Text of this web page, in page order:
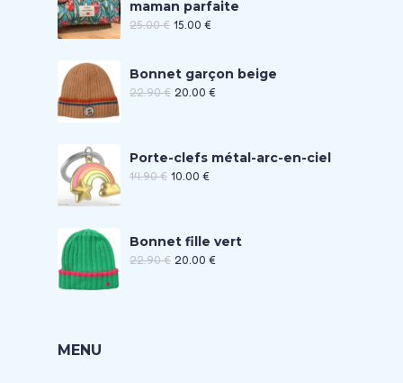
maman parfaite
25.00€ 15.00 €
Bonnet garçon beige
22.90€ 20.00 €
Porte-clefs métal-arc-en-ciel
14.90€ 10.00 €
Bonnet fille vert
22.90€ 20.00 €
MENU